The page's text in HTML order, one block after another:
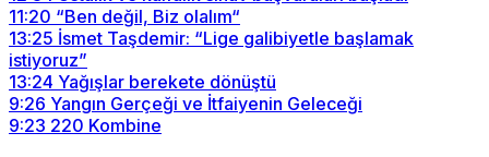
11:20 “Ben değil, Biz olalım“
13:25 İsmet Taşdemir: “Lige galibiyetle başlamak
istiyoruz”
13:24 Yağışlar berekete dönüştü
9:26 Yangın Gerçeği ve İtfaiyenin Geleceği
9:23 220 Kombine